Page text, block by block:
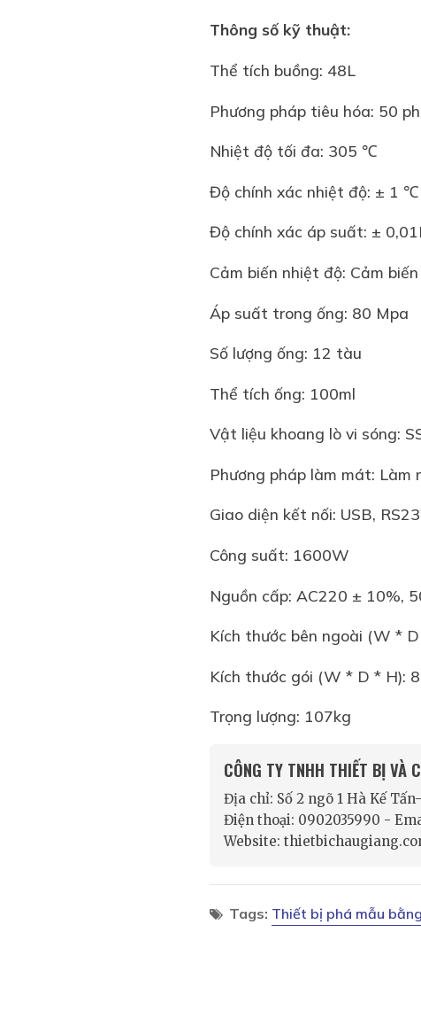
Thông số kỹ thuật:
Thể tích buồng: 48L
Phương pháp tiêu hóa: 50
Nhiệt độ tối đa: 305 ℃
Độ chính xác nhiệt độ: ± 1 ℃
Độ chính xác áp suất: ±
Cảm biến nhiệt độ: Cảm
Áp suất trong ống: 80 Mpa
Số lượng ống: 12 tàu
Thể tích ống: 100ml
Vật liệu khoang lò vi sóng:
Phương pháp làm mát: Làm
Giao diện kết nối: USB,
Công suất: 1600W
Nguồn cấp: AC220 ± 10%,
Kích thước bên ngoài (W *
Kích thước gói (W * D * H):
Trọng lượng: 107kg
CÔNG TY TNHH THIẾT BỊ VÀ
Địa chỉ: Số 2 ngõ 1 Hà Kế
Điện thoại: 0902035990 -
Website:
Tags: Thiết bị phá mẫu